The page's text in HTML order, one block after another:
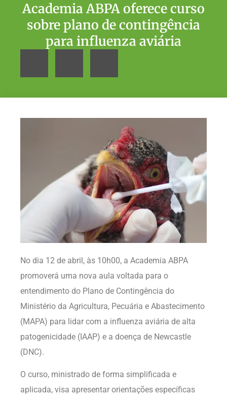
Academia ABPA oferece curso
sobre plano de contingência
para influenza aviária
No dia 12 de abril, às 10h00, a Academia ABPA
promoverá uma nova aula voltada para o
entendimento do Plano de Contingência do
Ministério da Agricultura, Pecuária e Abastecimento
(MAPA) para lidar com a influenza aviária de alta
patogenicidade (IAAP) e a doença de Newcastle
(DNC).
O curso, ministrado de forma simplificada e
aplicada, visa apresentar orientações específicas